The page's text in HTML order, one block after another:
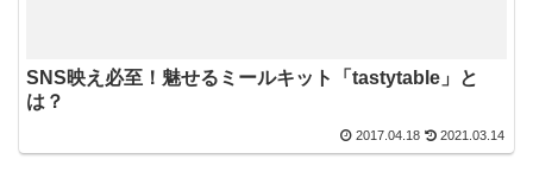
SNS映え必至！魅せるミールキット「tastytable」と
は？
2017.04.18 2021.03.14